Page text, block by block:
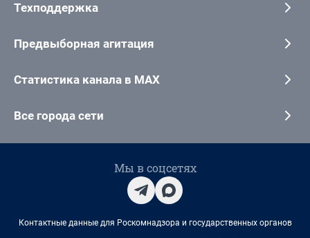
Техподдержка
Предвыборная агитация
Статистика канала в MAX
Все города сети
Мы в соцсетях
Контактные данные для Роскомнадзора и государственных органов